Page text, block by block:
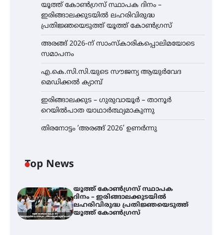
യൂത്ത് കോൺഗ്രസ്‌ സ്ഥാപക ദിനം –
ഇരിങ്ങാലക്കുടയിൽ ലഹരിവിരുദ്ധ
പ്രതിജ്ഞയെടുത്ത് യൂത്ത് കോൺഗ്രസ്
അരങ്ങ് 2026-ന് സാംസ്കാരികപ്പൊലിമയോടെ
സമാപനം
എ.കെ.സി.സി.യുടെ സൗജന്യ ആയുർവേദ
മെഡിക്കൽ ക്യാമ്പ്
ഇരിങ്ങാലക്കുട – ഗുരുവായൂർ – താനൂർ
റെയിൽപാത യാഥാർത്ഥ്യമാകുന്നു
തിരനോട്ടം ‘അരങ്ങ് 2026’ ഉണർന്നു
Top News
യൂത്ത് കോൺഗ്രസ്‌ സ്ഥാപക
ദിനം – ഇരിങ്ങാലക്കുടയിൽ
ലഹരിവിരുദ്ധ പ്രതിജ്ഞയെടുത്ത്
യൂത്ത് കോൺഗ്രസ്